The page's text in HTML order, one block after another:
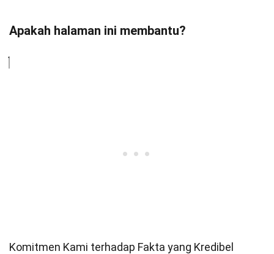
Apakah halaman ini membantu?
Komitmen Kami terhadap Fakta yang Kredibel